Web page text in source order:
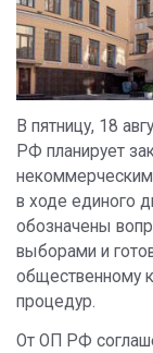
В пятницу, 18
РФ планирует
в ходе единого
обозначены
выборами и
общественному
процедур.
От ОП РФ